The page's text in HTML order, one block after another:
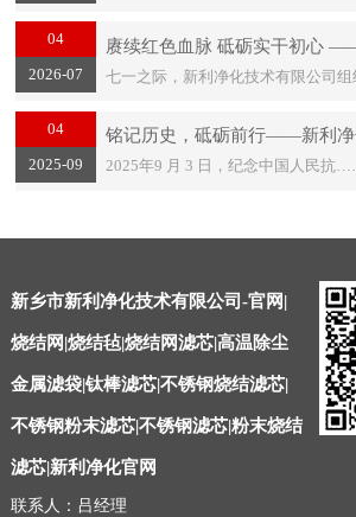
04
2026-07
赓续红色血脉 砥砺实干初心
七一之际，新利净化技术有限公司
04
2025-09
铭记历史，砥砺前行——新利净
2025年9 月 3 日，纪念中国人民抗
新乡市新利净化技术有限公司-官网|
烧结网|烧结毡|烧结网滤芯|高温除尘
金属滤袋|钛棒滤芯|不锈钢烧结滤芯|
不锈钢粉末滤芯|不锈钢滤芯|粉末烧结
滤芯|新利净化官网
联系人：吕经理